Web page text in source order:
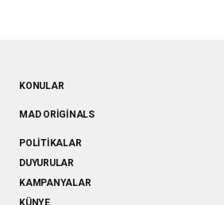
KONULAR
MAD ORIGINALS
POLITIKALAR
DUYURULAR
KAMPANYALAR